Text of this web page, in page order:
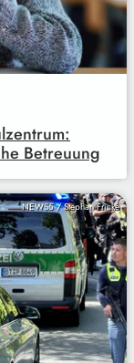
Betreuung
NEWS5 / Stephan Fricke